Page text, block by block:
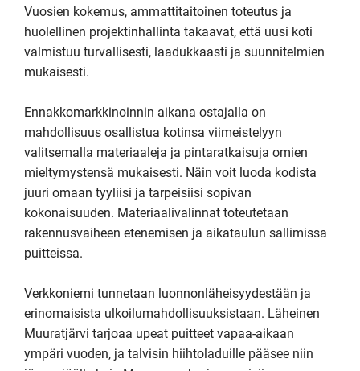
Vuosien kokemus, ammattitaitoinen toteutus ja
huolellinen projektinhallinta takaavat, että uusi koti
valmistuu turvallisesti, laadukkaasti ja suunnitelmien
mukaisesti.
Ennakkomarkkinoinnin aikana ostajalla on
mahdollisuus osallistua kotinsa viimeistelyyn
valitsemalla materiaaleja ja pintaratkaisuja omien
mieltymystensä mukaisesti. Näin voit luoda kodista
juuri omaan tyyliisi ja tarpeisiisi sopivan
kokonaisuuden. Materiaalivalinnat toteutetaan
rakennusvaiheen etenemisen ja aikataulun sallimissa
puitteissa.
Verkkoniemi tunnetaan luonnonläheisyydestään ja
erinomaisista ulkoilumahdollisuuksistaan. Läheinen
Muuratjärvi tarjoaa upeat puitteet vapaa-aikaan
ympäri vuoden, ja talvisin hiihtoladuille pääsee niin